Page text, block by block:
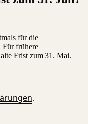
für die
Für frühere
Frist zum 31. Mai.
.